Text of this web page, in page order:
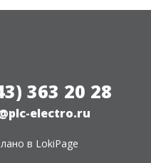
363 20 28
electro.ru
в LokiPage